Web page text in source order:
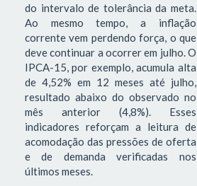
do intervalo de tolerância da meta.
Ao mesmo tempo, a inflação
corrente vem perdendo força, o que
deve continuar a ocorrer em julho. O
IPCA-15, por exemplo, acumula alta
de 4,52% em 12 meses até julho,
resultado abaixo do observado no
mês anterior (4,8%). Esses
indicadores reforçam a leitura de
acomodação das pressões de oferta
e de demanda verificadas nos
últimos meses.